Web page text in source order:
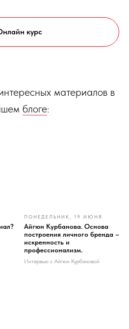
курс
материалов в
блоге:
ПОНЕДЕЛЬНИК, 19 ИЮНЯ
Айгюн Курбанова. Основа
построения личного бренда –
искренность и
профессионализм.
Интервью с Айгюн Курбановой